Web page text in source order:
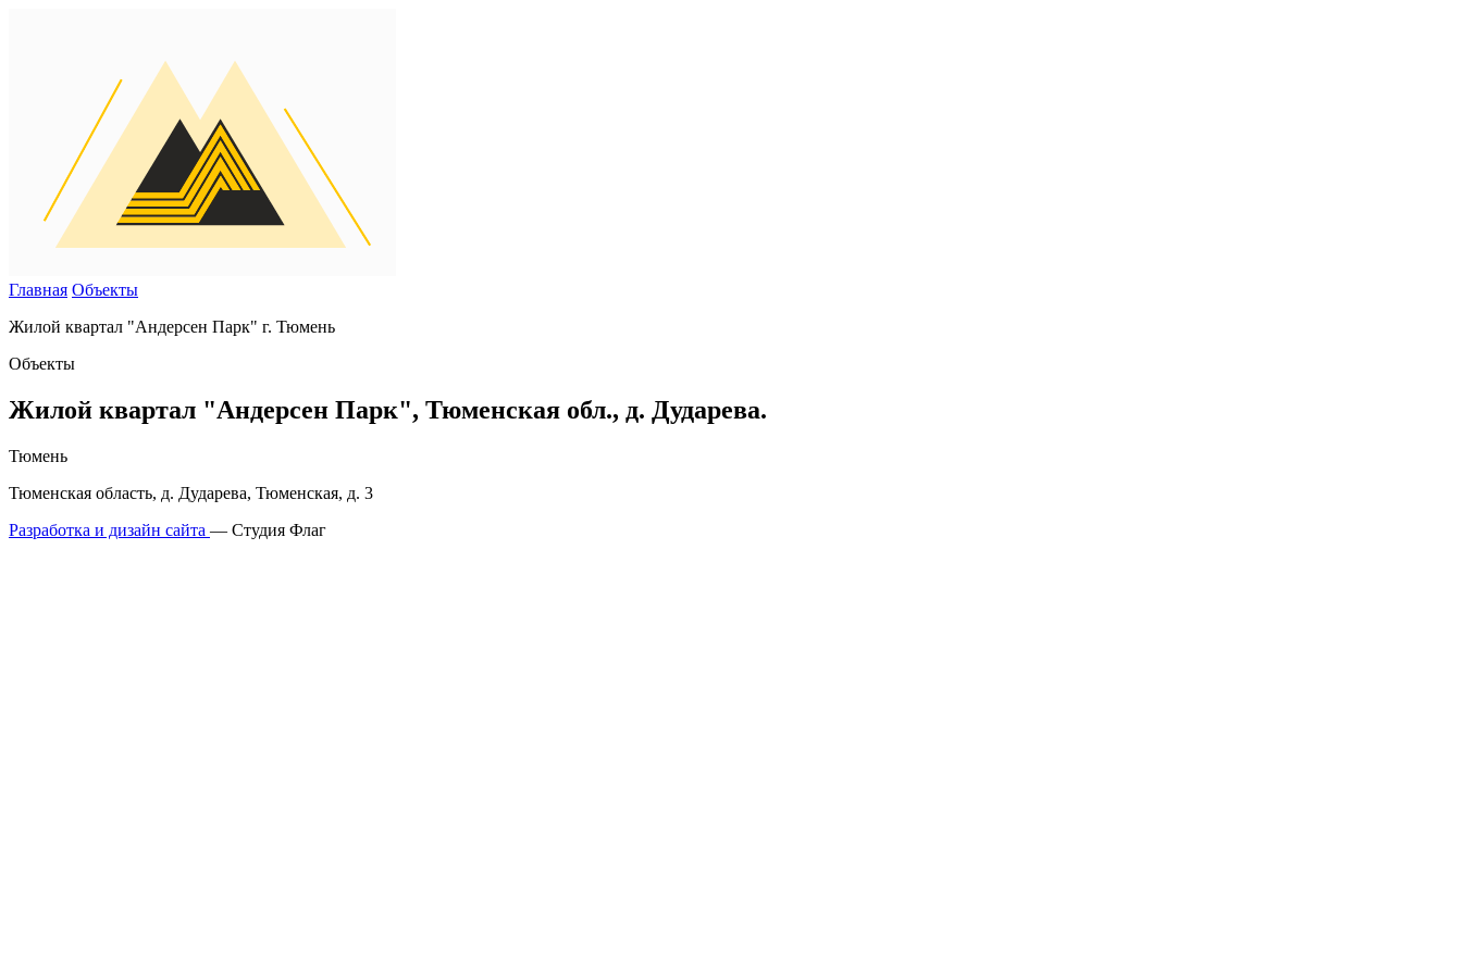
Главная Объекты
Жилой квартал "Андерсен Парк" г. Тюмень
Объекты
Жилой квартал "Андерсен Парк", Тюменская обл., д. Дударева.
Тюмень
Тюменская область, д. Дударева, Тюменская, д. 3
Разработка и дизайн сайта — Студия Флаг